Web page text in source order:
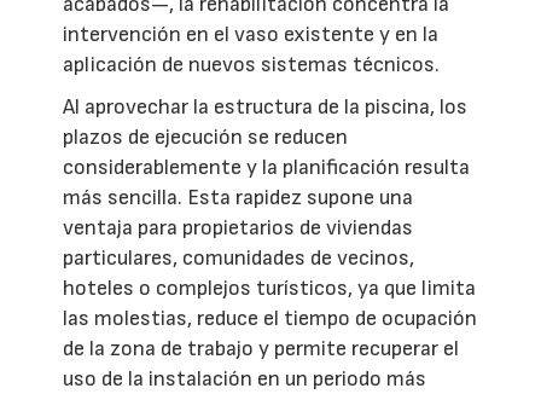
intervención en el vaso existente y en la
aplicación de nuevos sistemas técnicos.
Al aprovechar la estructura de la piscina, los
plazos de ejecución se reducen
considerablemente y la planificación resulta
más sencilla. Esta rapidez supone una
ventaja para propietarios de viviendas
particulares, comunidades de vecinos,
hoteles o complejos turísticos, ya que limita
las molestias, reduce el tiempo de ocupación
de la zona de trabajo y permite recuperar el
uso de la instalación en un periodo más